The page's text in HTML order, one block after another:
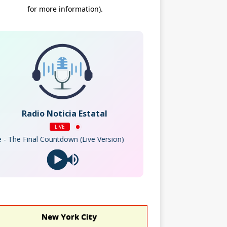
Radio Noticia Estatal
LIVE
Final Countdown (Live Version)
New York City